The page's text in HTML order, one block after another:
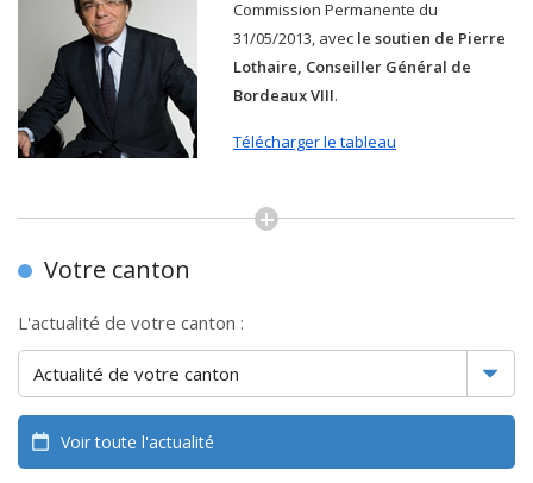
Commission Permanente du
31/05/2013, avec le soutien de Pierre
Lothaire, Conseiller Général de
Bordeaux VIII.
Télécharger le tableau
Votre canton
L'actualité de votre canton :
Voir toute l'actualité